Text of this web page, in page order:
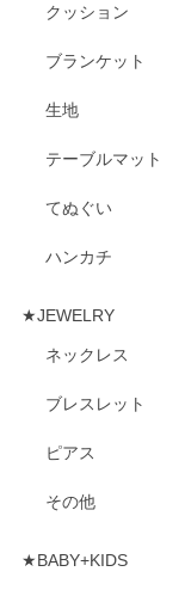
クッション
ブランケット
生地
テーブルマット
てぬぐい
ハンカチ
★JEWELRY
ネックレス
ブレスレット
ピアス
その他
★BABY+KIDS